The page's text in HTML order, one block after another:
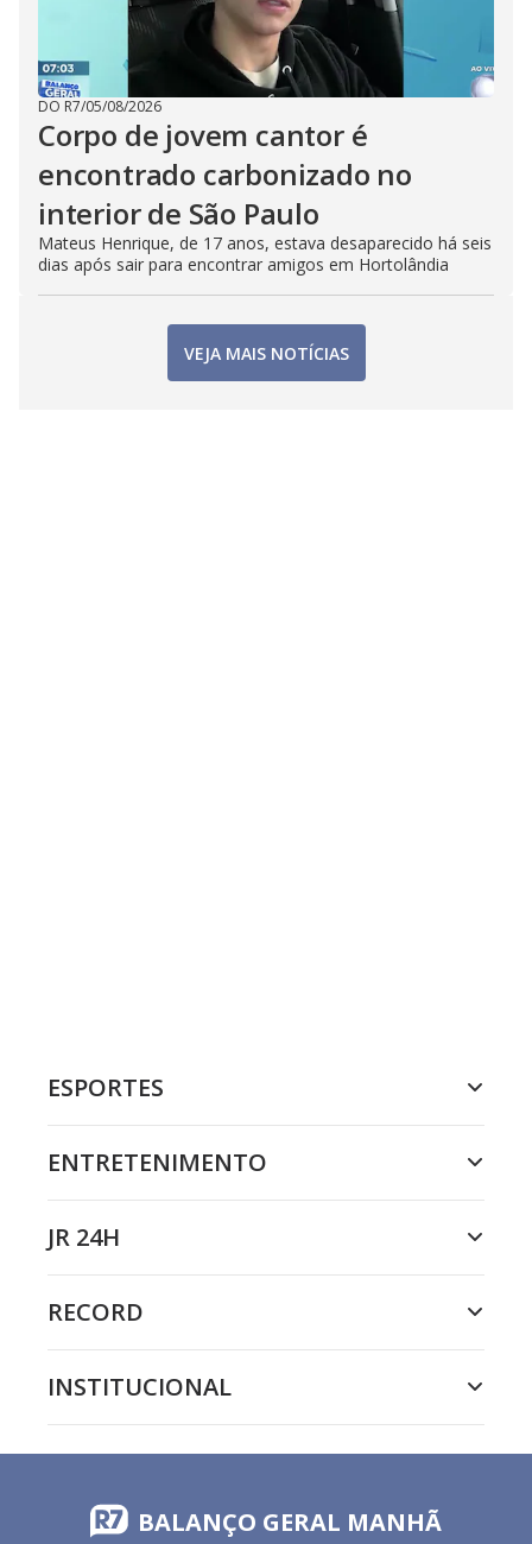
DO R7/05/08/2026
Corpo de jovem cantor é
encontrado carbonizado no
interior de São Paulo
Mateus Henrique, de 17 anos, estava desaparecido há seis
dias após sair para encontrar amigos em Hortolândia
VEJA MAIS NOTÍCIAS
ESPORTES
ENTRETENIMENTO
JR 24H
RECORD
INSTITUCIONAL
BALANÇO GERAL MANHÃ